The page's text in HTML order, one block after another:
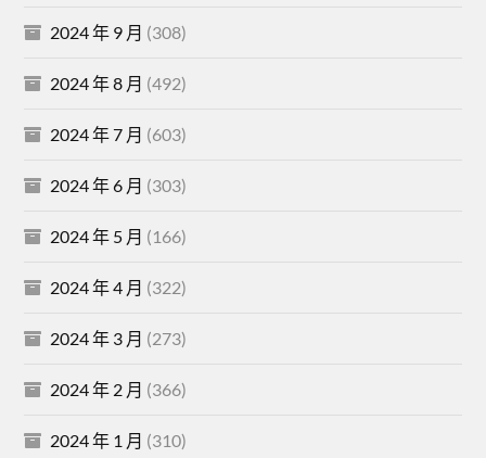
2024 年 9 月 (308)
2024 年 8 月 (492)
2024 年 7 月 (603)
2024 年 6 月 (303)
2024 年 5 月 (166)
2024 年 4 月 (322)
2024 年 3 月 (273)
2024 年 2 月 (366)
2024 年 1 月 (310)